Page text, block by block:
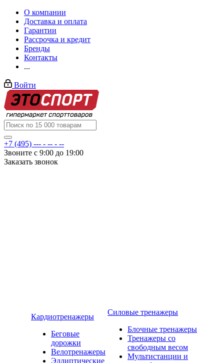
О компании
Доставка и оплата
Гарантии
Рассрочка и кредит
Бренды
Контакты
...
Войти
+7 (495) --- - -- - --
Звоните с 9:00 до 19:00
Заказать звонок
Кардиотренажеры
Беговые
дорожки
Велотренажеры
Эллиптические
Силовые тренажеры
Блочные тренажеры
Тренажеры со
свободным весом
Мультистанции и